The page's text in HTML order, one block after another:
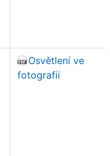
Osvětlení ve
fotografii